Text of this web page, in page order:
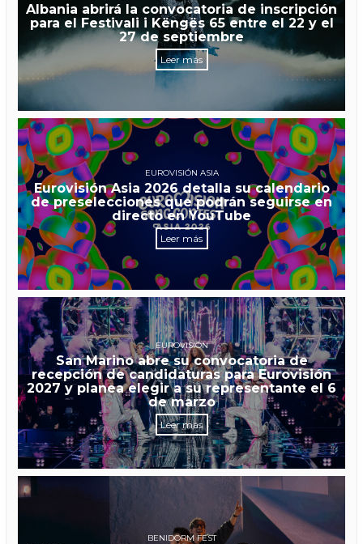
Albania abrirá la convocatoria de inscripción
para el Festivali i Këngës 65 entre el 22 y el
27 de septiembre
Leer más
EUROVISIÓN ASIA
Eurovisión Asia 2026 detalla su calendario
de preselecciones que podrán seguirse en
directo en YouTube
Leer más
EUROVISIÓN
San Marino abre su convocatoria de
recepción de candidaturas para Eurovisión
2027 y planea elegir a su representante el 6
de marzo
Leer más
BENIDORM FEST